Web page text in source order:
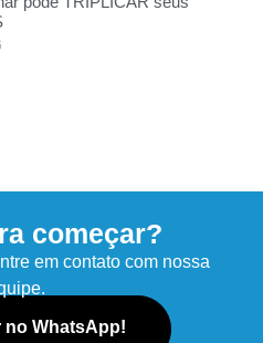
começar?
em contato com nossa
no WhatsApp!